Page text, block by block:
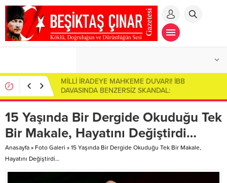
Toplumsal Aynada Derin Çatlaklar: Sosyal
Çürümenin Anatomisi…
15 Yaşında Bir Dergide Okuduğu Tek
Bir Makale, Hayatını Değiştirdi…
Anasayfa » Foto Galeri » 15 Yaşında Bir Dergide Okuduğu Tek Bir Makale,
Hayatını Değiştirdi…